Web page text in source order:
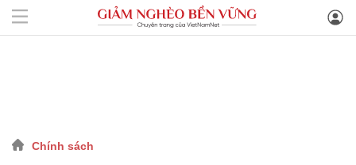
Chính sách